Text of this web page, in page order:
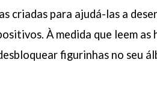
criadas para ajudá-las a
À medida que leem
figurinhas no seu